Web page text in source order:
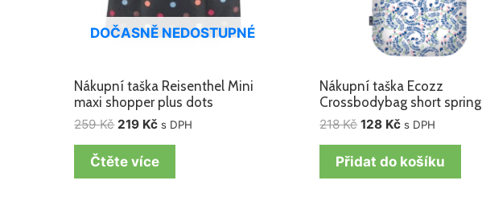
DOČASNĚ NEDOSTUPNÉ
Nákupní taška Reisenthel Mini
maxi shopper plus dots
259Kč 219 Kč s DPH
Čtěte více
Nákupní taška Ecozz
Crossbodybag short spring
218Kč 128 Kč s DPH
Přidat do košíku